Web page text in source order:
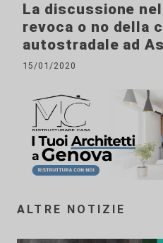
La discussione
revoca o no della
autostradale ad
15/01/2020
ALTRE NOTIZIE